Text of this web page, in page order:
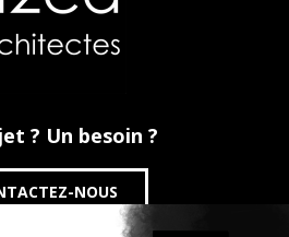
? Un besoin ?
NOUS